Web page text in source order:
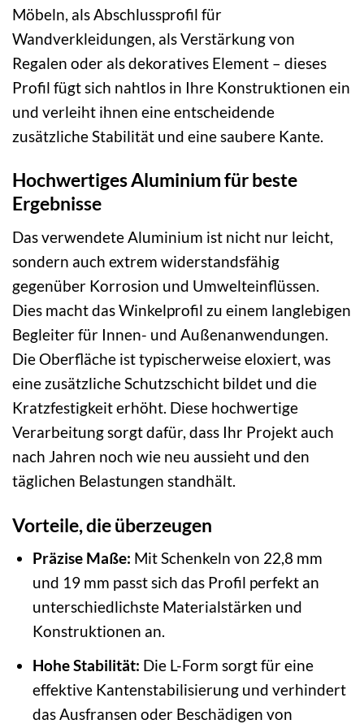
Möbeln, als Abschlussprofil für
Wandverkleidungen, als Verstärkung von
Regalen oder als dekoratives Element – dieses
Profil fügt sich nahtlos in Ihre Konstruktionen ein
und verleiht ihnen eine entscheidende
zusätzliche Stabilität und eine saubere Kante.
Hochwertiges Aluminium für beste
Ergebnisse
Das verwendete Aluminium ist nicht nur leicht,
sondern auch extrem widerstandsfähig
gegenüber Korrosion und Umwelteinflüssen.
Dies macht das Winkelprofil zu einem langlebigen
Begleiter für Innen- und Außenanwendungen.
Die Oberfläche ist typischerweise eloxiert, was
eine zusätzliche Schutzschicht bildet und die
Kratzfestigkeit erhöht. Diese hochwertige
Verarbeitung sorgt dafür, dass Ihr Projekt auch
nach Jahren noch wie neu aussieht und den
täglichen Belastungen standhält.
Vorteile, die überzeugen
Präzise Maße: Mit Schenkeln von 22,8 mm
und 19 mm passt sich das Profil perfekt an
unterschiedlichste Materialstärken und
Konstruktionen an.
Hohe Stabilität: Die L-Form sorgt für eine
effektive Kantenstabilisierung und verhindert
das Ausfransen oder Beschädigen von